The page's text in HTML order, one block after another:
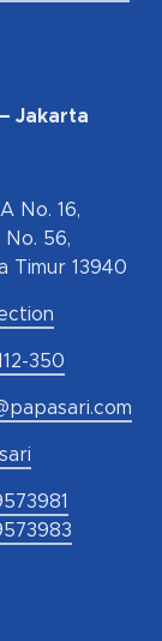
Jakarta
No. 16,
No. 56,
Timur 13940
350